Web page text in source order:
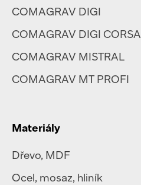
COMAGRAV DIGI
COMAGRAV DIGI CORSA
COMAGRAV MISTRAL
COMAGRAV MT PROFI
Materiály
Dřevo, MDF
Ocel, mosaz, hliník